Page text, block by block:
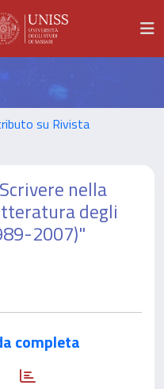
su Rivista
nella
degli
2007)"
completa